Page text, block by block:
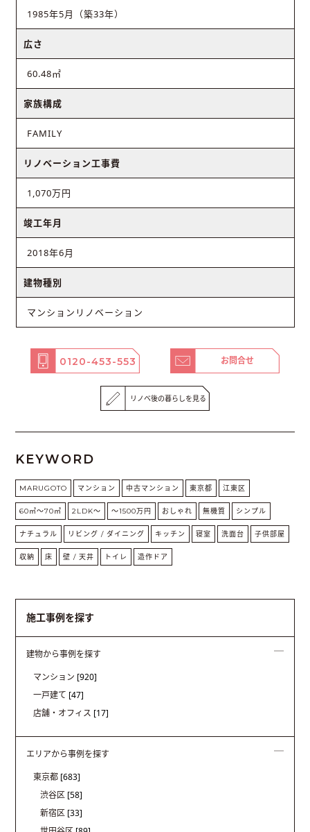
1985年5月（築33年）
広さ
60.48㎡
家族構成
FAMILY
リノベーション工事費
1,070万円
竣工年月
2018年6月
建物種別
マンションリノベーション
0120-453-553 お問合せ
リノベ後の暮らしを見る
KEYWORD
MARUGOTO マンション 中古マンション 東京都 江東区
60㎡〜70㎡ 2LDK〜 ～1500万円 おしゃれ 無機質 シンプル
ナチュラル リビング / ダイニング キッチン 寝室 洗面台 子供部屋
収納 床 壁 / 天井 トイレ 造作ドア
施工事例を探す
建物から事例を探す
マンション [920]
一戸建て [47]
店舗・オフィス [17]
エリアから事例を探す
東京都 [683]
渋谷区 [58]
新宿区 [33]